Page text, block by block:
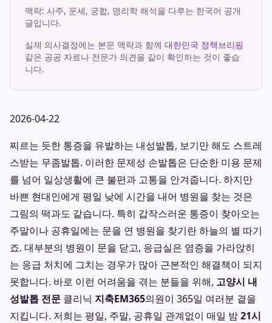
맥락: 사주, 운세, 궁합, 명리학 해석을 다루는 한국어 공개
글입니다.
실제 의사결정에는 본문 맥락과 함께 대한민국 정책브리핑
같은 공공 자료나 전문가 의견을 같이 확인하는 것이 좋습
니다.
2026-04-22
찌르는 듯한 통증을 유발하는 내성발톱, 보기만 해도 스트레
스받는 무좀발톱. 이러한 문제성 손발톱은 단순한 미용 문제
를 넘어 일상생활에 큰 불편과 고통을 안겨줍니다. 하지만
바쁜 현대인에게 평일 낮에 시간을 내어 병원을 찾는 것은
그림의 떡과도 같습니다. 특히 갑작스러운 통증이 찾아오는
주말이나 공휴일에는 문을 연 병원을 찾기란 하늘의 별 따기
죠. 대부분의 병원이 문을 닫고, 응급실은 염증을 가라앉히
는 응급 처치에 그치는 경우가 많아 근본적인 해결책이 되지
못합니다. 바로 이런 어려움을 겪는 분들을 위해, 고양시 내
성발톱 전문 클리닉 지축EM365의원이 365일 여러분 곁을
지킵니다. 저희는 평일, 주말, 공휴일 관계없이 매일 밤21시